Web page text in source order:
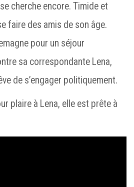
cherche encore. Timide et
faire des amis de son âge.
pour un séjour
sa correspondante Lena,
de s’engager politiquement.
plaire à Lena, elle est prête à